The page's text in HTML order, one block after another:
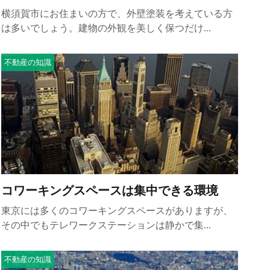
横須賀市にお住まいの方で、外壁塗装を考えている方
は多いでしょう。建物の外観を美しく保つだけ...
コワーキングスペースは集中できる環境
不動産の知識
東京には多くのコワーキングスペースがありますが、
その中でもテレワークステーションは静かで集...
不動産の知識